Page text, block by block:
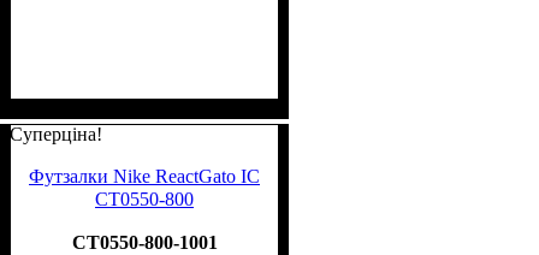
Суперціна!
Футзалки Nike ReactGato IC
CT0550-800
CT0550-800-1001